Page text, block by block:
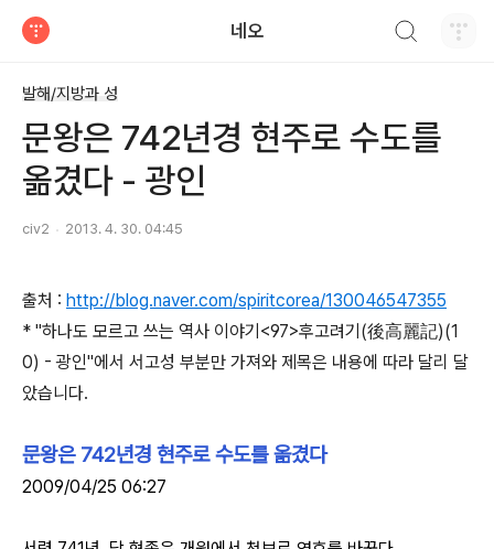
네오
발해/지방과 성
문왕은 742년경 현주로 수도를
옮겼다 - 광인
civ2 2013. 4. 30. 04:45
출처 : http://blog.naver.com/spiritcorea/130046547355
* "하나도 모르고 쓰는 역사 이야기<97>후고려기(後高麗記)(1
0) - 광인"에서 서고성 부분만 가져와 제목은 내용에 따라 달리 달
았습니다.
문왕은 742년경 현주로 수도를 옮겼다
2009/04/25 06:27